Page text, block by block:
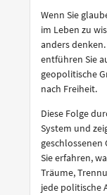
Wenn Sie
im Leben zu
anders
entführen Sie
geopolitische
nach Freiheit.
Diese Folge
System und
geschlossenen
Sie erfahren,
Träume,
jede politische